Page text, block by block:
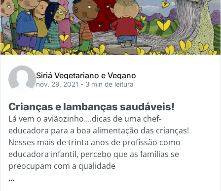
Siriá Vegetariano e Vegano
nov. 29, 2021 - 3 min de leitura
Crianças e lambanças saudáveis!
Lá vem o aviãozinho....dicas de uma chef-
educadora para a boa alimentação das crianças!
Nesses mais de trinta anos de profissão como
educadora infantil, percebo que as famílias se
preocupam com a qualidade
...